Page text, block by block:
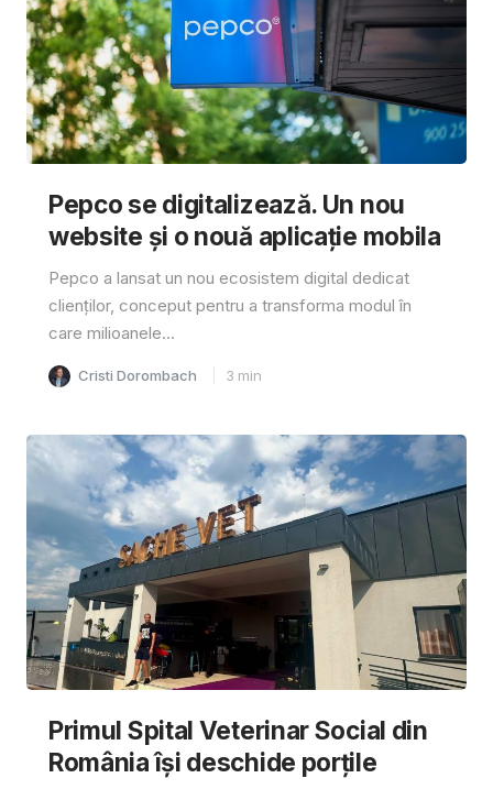
Pepco se digitalizează. Un nou
website și o nouă aplicație mobila
Pepco a lansat un nou ecosistem digital dedicat
clienților, conceput pentru a transforma modul în
care milioanele...
Cristi Dorombach 3 min
Primul Spital Veterinar Social din
România își deschide porțile